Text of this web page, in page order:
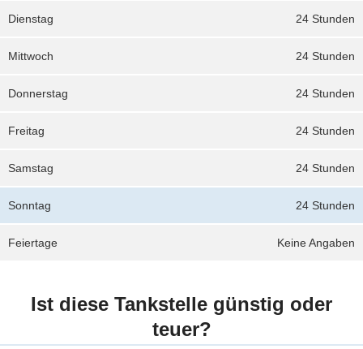
24 Stunden
Dienstag
24 Stunden
Mittwoch
24 Stunden
Donnerstag
24 Stunden
Freitag
24 Stunden
Samstag
24 Stunden
Sonntag
Keine Angaben
Feiertage
Ist diese Tankstelle günstig oder
teuer?